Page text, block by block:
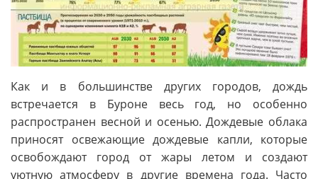
Как и в большинстве других городов, дождь
встречается в Буроне весь год, но особенно
распространен весной и осенью. Дождевые облака
приносят освежающие дождевые капли, которые
освобождают город от жары летом и создают
уютную атмосферу в другие времена года. Часто